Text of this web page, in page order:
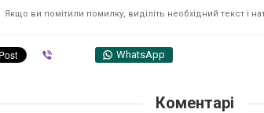
Якщо ви помітили помилку, виділіть необхідний текст і
WhatsApp
Коментарі